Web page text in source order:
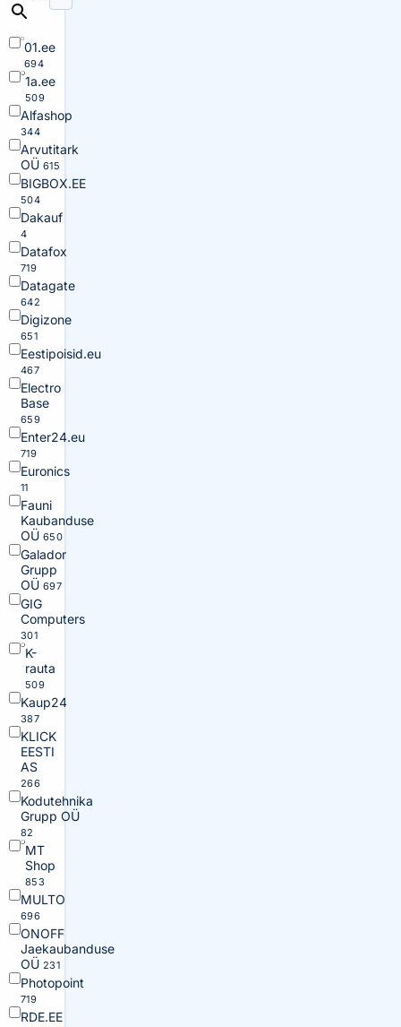
01.ee
694
1a.ee
509
Alfashop
344
Arvutitark
OÜ 615
BIGBOX.EE
504
Dakauf
4
Datafox
719
Datagate
642
Digizone
651
Eestipoisid.eu
467
Electro
Base
659
Enter24.eu
719
Euronics
11
Fauni
Kaubanduse
OÜ 650
Galador
Grupp
OÜ 697
GIG
Computers
301
K-
rauta
509
Kaup24
387
KLICK
EESTI
AS
266
Kodutehnika
Grupp OÜ
82
MT
Shop
853
MULTO
696
ONOFF
Jaekaubanduse
OÜ 231
Photopoint
719
RDE.EE